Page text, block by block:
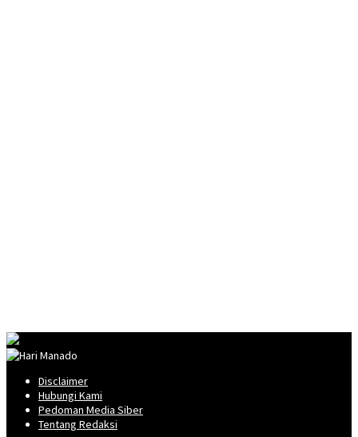
Disclaimer
Hubungi Kami
Pedoman Media Siber
Tentang Redaksi